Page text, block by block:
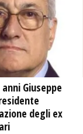
Giuseppe
degli ex